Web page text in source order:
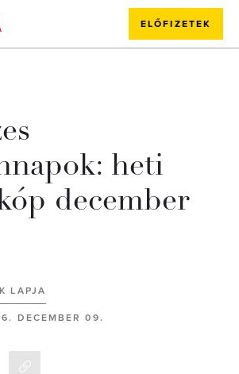
ELŐFIZETEK
heti
december
LAPJA
DECEMBER 09.